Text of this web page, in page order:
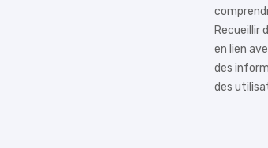
Recueillir
en lien
des
des